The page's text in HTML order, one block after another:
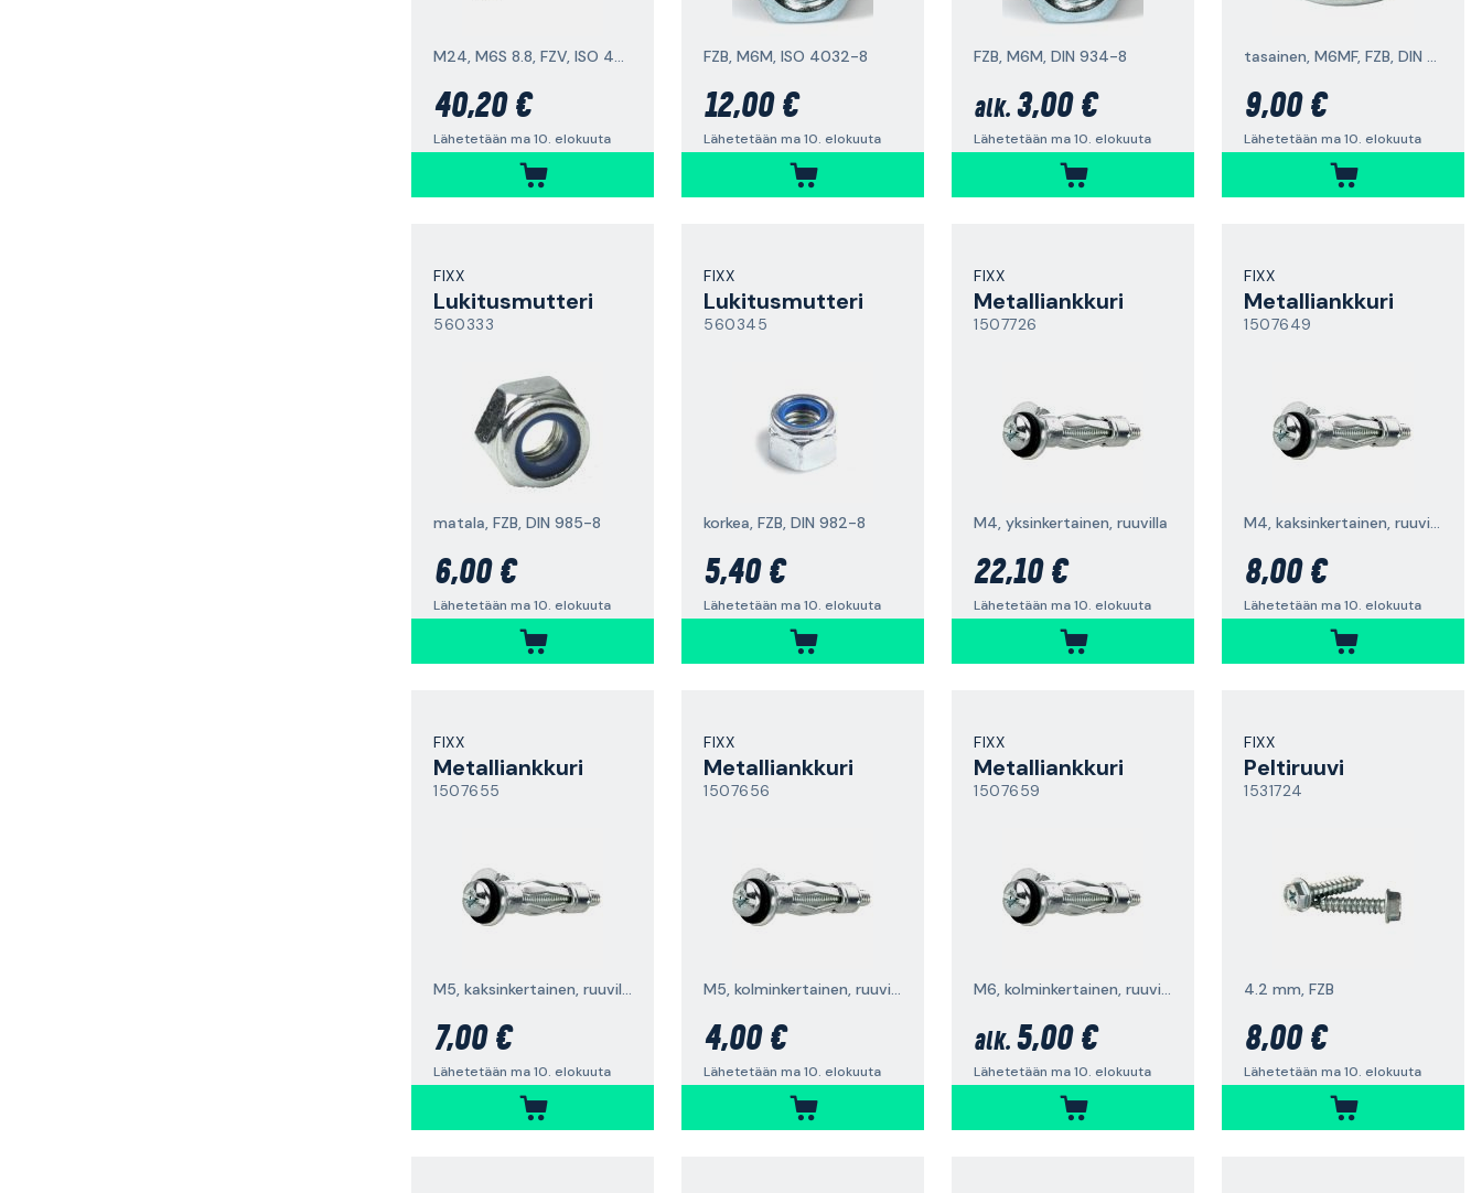
M24, M6S 8.8, FZV, ISO 4014
40,20 €
Lähetetään ma 10. elokuuta
FZB, M6M, ISO 4032-8
12,00 €
Lähetetään ma 10. elokuuta
FZB, M6M, DIN 934-8
alk. 3,00 €
Lähetetään ma 10. elokuuta
tasainen, M6MF, FZB, DIN 6923-8
9,00 €
Lähetetään ma 10. elokuuta
FIXX
Lukitusmutteri
560333
matala, FZB, DIN 985-8
6,00 €
Lähetetään ma 10. elokuuta
FIXX
Lukitusmutteri
560345
korkea, FZB, DIN 982-8
5,40 €
Lähetetään ma 10. elokuuta
FIXX
Metalliankkuri
1507726
M4, yksinkertainen, ruuvilla
22,10 €
Lähetetään ma 10. elokuuta
FIXX
Metalliankkuri
1507649
M4, kaksinkertainen, ruuvilla
8,00 €
Lähetetään ma 10. elokuuta
FIXX
Metalliankkuri
1507655
M5, kaksinkertainen, ruuvilla
7,00 €
Lähetetään ma 10. elokuuta
FIXX
Metalliankkuri
1507656
M5, kolminkertainen, ruuvilla
4,00 €
Lähetetään ma 10. elokuuta
FIXX
Metalliankkuri
1507659
M6, kolminkertainen, ruuvilla
alk. 5,00 €
Lähetetään ma 10. elokuuta
FIXX
Peltiruuvi
1531724
4.2 mm, FZB
8,00 €
Lähetetään ma 10. elokuuta